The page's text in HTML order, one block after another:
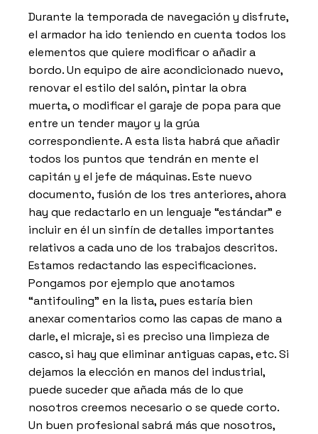
Durante la temporada de navegación y disfrute,
el armador ha ido teniendo en cuenta todos los
elementos que quiere modificar o añadir a
bordo. Un equipo de aire acondicionado nuevo,
renovar el estilo del salón, pintar la obra
muerta, o modificar el garaje de popa para que
entre un tender mayor y la grúa
correspondiente. A esta lista habrá que añadir
todos los puntos que tendrán en mente el
capitán y el jefe de máquinas. Este nuevo
documento, fusión de los tres anteriores, ahora
hay que redactarlo en un lenguaje “estándar” e
incluir en él un sinfín de detalles importantes
relativos a cada uno de los trabajos descritos.
Estamos redactando las especificaciones.
Pongamos por ejemplo que anotamos
“antifouling” en la lista, pues estaría bien
anexar comentarios como las capas de mano a
darle, el micraje, si es preciso una limpieza de
casco, si hay que eliminar antiguas capas, etc. Si
dejamos la elección en manos del industrial,
puede suceder que añada más de lo que
nosotros creemos necesario o se quede corto.
Un buen profesional sabrá más que nosotros,